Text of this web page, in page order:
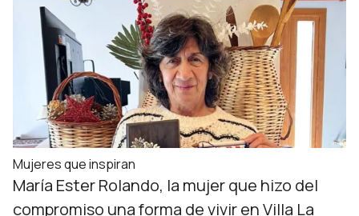
Mujeres que inspiran
María Ester Rolando, la mujer que hizo del
compromiso una forma de vivir en Villa La